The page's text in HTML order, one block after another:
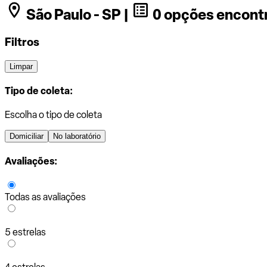
São Paulo - SP |
0 opções
Filtros
Limpar
Tipo de coleta:
Escolha o tipo de coleta
Domiciliar No laboratório
Avaliações:
Todas as avaliações
5 estrelas